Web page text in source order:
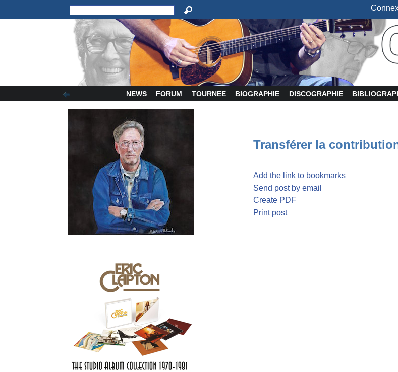
NEWS FORUM TOURNEE BIOGRAPHIE DISCOGRAPHIE
Transférer la
Add the link to bookmarks
Send post by email
Create PDF
Print post